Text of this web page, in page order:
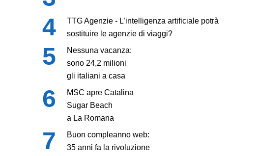
TTG Agenzie - L’intelligenza artificiale potrà
sostituire le agenzie di viaggi?
Nessuna vacanza:
sono 24,2 milioni
gli italiani a casa
MSC apre Catalina
Sugar Beach
a La Romana
Buon compleanno web:
35 anni fa la rivoluzione